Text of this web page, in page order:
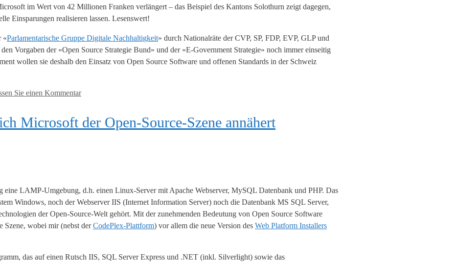
im Wert von 42 Millionen Franken verlängert – das Beispiel des Kantons Solothurn zeigt dagegen,
Einsparungen realisieren lassen. Lesenswert!
«Parlamentarische Gruppe Digitale Nachhaltigkeit» durch Nationalräte der CVP, SP, FDP, EVP, GLP und
Vorgaben der «Open Source Strategie Bund» und der «E-Government Strategie» noch immer einseitig
wollen sie deshalb den Einsatz von Open Source Software und offenen Standards in der Schweiz
Sie einen Kommentar
Microsoft der Open-Source-Szene annähert
LAMP-Umgebung, d.h. einen Linux-Server mit Apache Webserver, MySQL Datenbank und PHP. Das
Windows, noch der Webserver IIS (Internet Information Server) noch die Datenbank MS SQL Server,
der Open-Source-Welt gehört. Mit der zunehmenden Bedeutung von Open Source Software
Szene, wobei mir (nebst derCodePlex-Plattform) vor allem die neue Version des Web Platform Installers
das auf einen Rutsch IIS, SQL Server Express und .NET (inkl. Silverlight) sowie das